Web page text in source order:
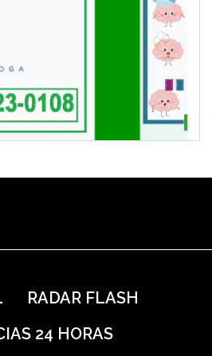
RADAR FLASH
24 HORAS